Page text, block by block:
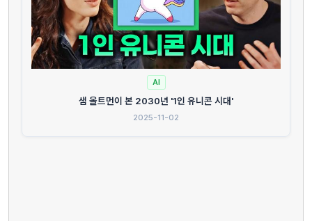
AI
샘 올트먼이 본 2030년 '1인 유니콘 시대'
2025-11-02